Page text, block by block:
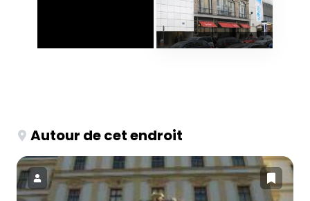
Autour de cet endroit